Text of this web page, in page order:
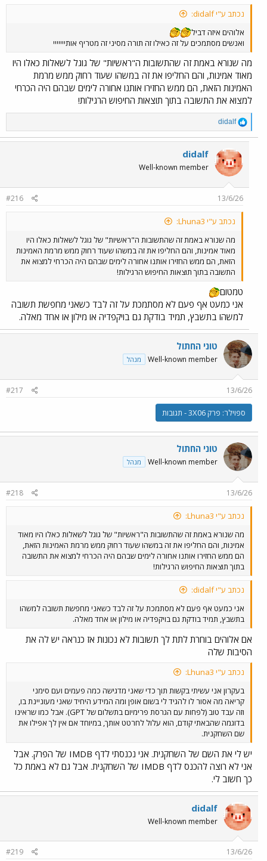
נכתב ע"י didalf:
אלוהים איזה דביל
ואנשים מסתמכים על זה כאילו זה תורה מסיני זה מטריף אותייייייי
מה שנורא באמת זה שהתשובות ה"ראשיות" של גוגל לשאלות כאלו היו
מאוד אמינות, והם החליפו את זה במשהו שעוד רחוק ממש מרמת
האמינות הזאת, הם ממש החזירו אותנו אחורה לימים שבהם היה הכרחי
למצוא את התשובה בתוך תוצאות החיפוש הרגילות!
R
e
a
c
t
i
o
n
s
didalf
didalf
Well-known member
13/6/26
#216
נכתב ע"י Lhuna3:
מה שנורא באמת זה שהתשובות ה"ראשיות" של גוגל לשאלות כאלו היו
מאוד אמינות, והם החליפו את זה במשהו שעוד רחוק ממש מרמת האמינות
הזאת, הם ממש החזירו אותנו אחורה לימים שבהם היה הכרחי למצוא את
התשובה בתוך תוצאות החיפוש הרגילות!
טמטום
אני כמעט אף פעם לא מסתמכת על זה לבד כשאני מחפשת תשובה
למשהו בתשבץ, תמיד בודקת גם בויקפדיה או מילון או אחד מאלה.
טוני החתול
Well-known member מנהל
13/6/26
#217
ספוילר: פרק 3X06 - תגובות
טוני החתול
Well-known member מנהל
13/6/26
#218
נכתב ע"י Lhuna3:
מה שנורא באמת זה שהתשובות ה"ראשיות" של גוגל לשאלות כאלו היו מאוד
אמינות, והם החליפו את זה במשהו שעוד רחוק ממש מרמת האמינות הזאת,
הם ממש החזירו אותנו אחורה לימים שבהם היה הכרחי למצוא את התשובה
בתוך תוצאות החיפוש הרגילות!
נכתב ע"י didalf:
אני כמעט אף פעם לא מסתמכת על זה לבד כשאני מחפשת תשובה למשהו
בתשבץ, תמיד בודקת גם בויקפדיה או מילון או אחד מאלה.
אם אלוהים בוחרת לתת לך תשובות לא נכונות אז כנראה יש לה את
הסיבות שלה
נכתב ע"י Lhuna3:
בעקרון אני עשיתי בקשות תוך כדי שאני מדגישה כמה פעמים ועם סימני
קריאה מה אסור לו להגיד לי בשום אופן ומה המידע היחיד שאני מעוניינת בו,
וזה עבד טוב (לפחות עם הגרסת פרימיום בתשלום של GPT). אבל כמו שראינו
בדוגמה שהבאתי קודם, הוא עלול לחרטט אותך, במיוחד אם אין לך אפילו את
שם השחקנית.
יש לי את השם של השחקנית. אני נכנסתי לדף IMDB של הפרק. אבל
אני לא רוצה להכנס לדף IMDB של השחקנית. אבל גם לא באמת כל
כך חשוב לי.
didalf
Well-known member
13/6/26
#219